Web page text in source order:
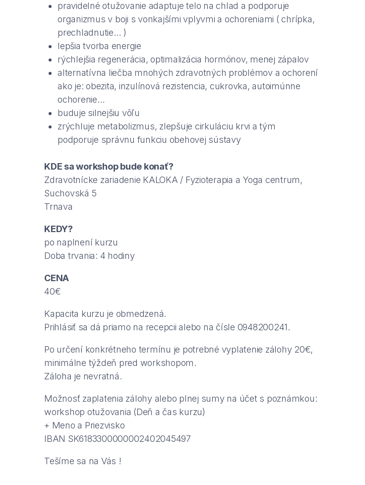
pravidelné otužovanie adaptuje telo na chlad a podporuje
organizmus v boji s vonkajšími vplyvmi a ochoreniami ( chrípka,
prechladnutie… )
lepšia tvorba energie
rýchlejšia regenerácia, optimalizácia hormónov, menej zápalov
alternatívna liečba mnohých zdravotných problémov a ochorení
ako je: obezita, inzulínová rezistencia, cukrovka, autoimúnne
ochorenie…
buduje silnejšiu vôľu
zrýchluje metabolizmus, zlepšuje cirkuláciu krvi a tým
podporuje správnu funkciu obehovej sústavy
KDE sa workshop bude konať?
Zdravotnícke zariadenie KALOKA / Fyzioterapia a Yoga centrum,
Suchovská 5
Trnava
KEDY?
po naplnení kurzu
Doba trvania: 4 hodiny
CENA
40€
Kapacita kurzu je obmedzená.
Prihlásiť sa dá priamo na recepcii alebo na čísle 0948200241.
Po určení konkrétneho termínu je potrebné vyplatenie zálohy 20€,
minimálne týždeň pred workshopom.
Záloha je nevratná.
Možnosť zaplatenia zálohy alebo plnej sumy na účet s poznámkou:
workshop otužovania (Deň a čas kurzu)
+ Meno a Priezvisko
IBAN SK6183300000002402045497
Tešíme sa na Vás !